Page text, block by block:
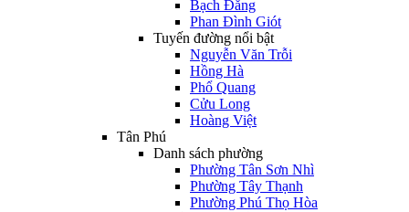
Bạch Đằng
Phan Đình Giót
Tuyến đường nổi bật
Nguyễn Văn Trỗi
Hồng Hà
Phổ Quang
Cửu Long
Hoàng Việt
Tân Phú
Danh sách phường
Phường Tân Sơn Nhì
Phường Tây Thạnh
Phường Phú Thọ Hòa